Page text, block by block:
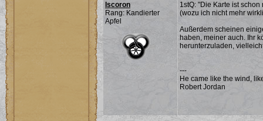
Iscoron
Rang: Kandierter
Apfel
1stQ: "Die Karte ist
(wozu ich nicht mehr
Außerdem scheinen
haben, meiner auch. Ihr
herunterzuladen,
---
He came like the wind,
Robert Jordan